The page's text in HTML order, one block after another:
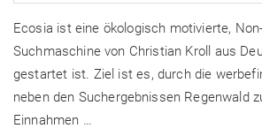
Ecosia ist eine ökologisch motivierte,
Suchmaschine von Christian Kroll aus
gestartet ist. Ziel ist es, durch die
neben den Suchergebnissen Regenwald
Einnahmen …